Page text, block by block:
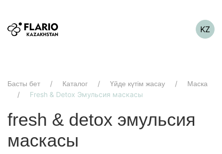
KZ
Басты бет Каталог Үйде күтім жасау Маска
Fresh & Detox Эмульсия маскасы
fresh & detox эмульсия
маскасы